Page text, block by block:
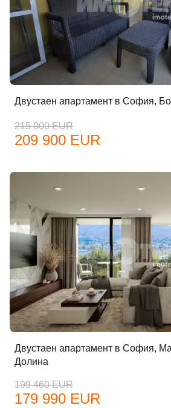
Двустаен апартамент в София,
215 000 EUR
209 900 EUR
Двустаен апартамент в София,
Долина
199 460 EUR
179 990 EUR